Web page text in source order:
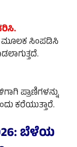
ಮೂಲಕ ಸಿಂಪಡಿಸಿ
ಪ್ರಾಣಿಗಳನ್ನು
ಕರೆಯುತ್ತಾರೆ.
ಬೆಳೆಯ